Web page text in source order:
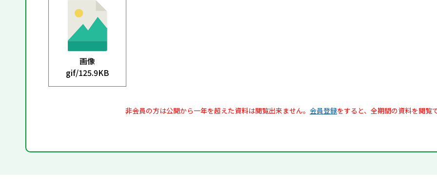
画像
gif/125.9KB
非会員の方は公開から一年を超えた資料は閲覧出来ません。 会員登録をすると、全期間の資料を閲覧